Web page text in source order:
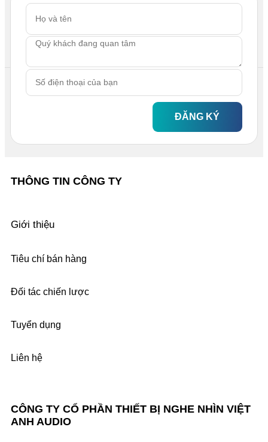
ĐĂNG KÝ
CÔNG TY CỔ PHẦN THIẾT BỊ NGHE NHÌN VIỆT
ANH AUDIO
THÔNG TIN CÔNG TY
Giới thiệu
Tiêu chí bán hàng
Đối tác chiến lược
Tuyển dụng
Liên hệ